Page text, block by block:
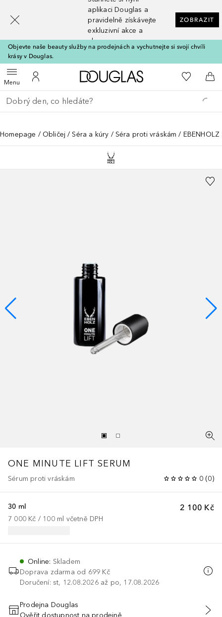
aplikaci Douglas a
pravidelně získávejte
exkluzivní akce a
slevy
ZOBRAZIT
Objevte naše beauty služby na prodejnách a vychutnejte si svojí chvíli
krásy v Douglas.
MenuOtevřít menuK mému účtu
Domů K mému
Do
Vraťte se
Proveďte vyhledávání
Homepage Obličej Séra a kúry Séra proti vráskám
ONE MINUTE LIFT SERUM
Sérum proti vráskám 0 (0)
2 100 Kč
30 ml
7 000 Kč / 100 ml včetně DPH
Online: Skladem
Doprava zdarma od 699 Kč
Doručení: st, 12.08.2026 až po, 17.08.2026
PŘIDAT DO KOŠÍKU
Prodejna Douglas
Ověřit dostupnost na prodejně
[navigation.slideout.screenreader]